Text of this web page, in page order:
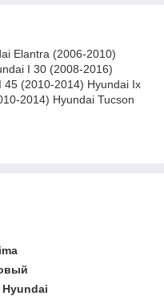
Elantra (2006-2010)
I 30 (2008-2016)
45 (2010-2014) Hyundai Ix
2014) Hyundai Tucson
Hyundai